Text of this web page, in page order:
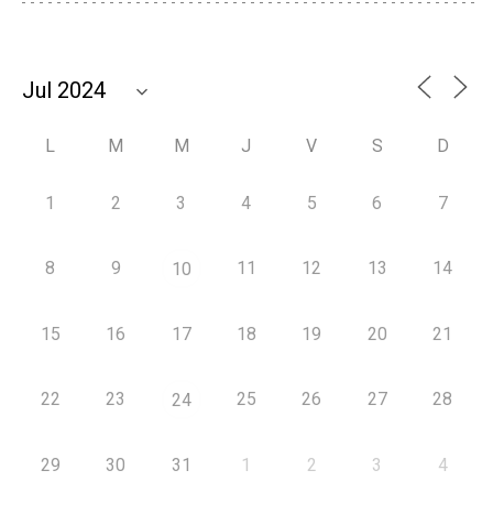
L M M J V S D
1 2 3 4 5 6 7
8 9 10 11 12 13 14
15 16 17 18 19 20 21
22 23 24 25 26 27 28
29 30 31 1 2 3 4